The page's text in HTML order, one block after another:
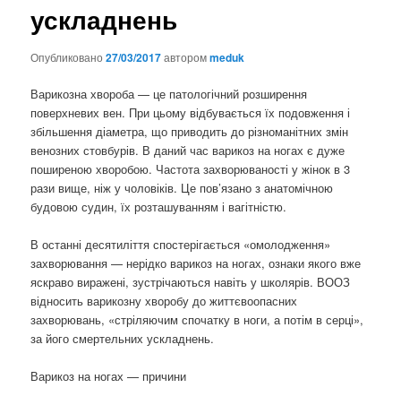
ускладнень
Опубликовано27/03/2017авторомmeduk
Варикозна хвороба — це патологічний розширення
поверхневих вен. При цьому відбувається їх подовження і
збільшення діаметра, що приводить до різноманітних змін
венозних стовбурів. В даний час варикоз на ногах є дуже
поширеною хворобою. Частота захворюваності у жінок в 3
рази вище, ніж у чоловіків. Це пов’язано з анатомічною
будовою судин, їх розташуванням і вагітністю.
В останні десятиліття спостерігається «омолодження»
захворювання — нерідко варикоз на ногах, ознаки якого вже
яскраво виражені, зустрічаються навіть у школярів. ВООЗ
відносить варикозну хворобу до життєвоопасних
захворювань, «стріляючим спочатку в ноги, а потім в серці»,
за його смертельних ускладнень.
Варикоз на ногах — причини